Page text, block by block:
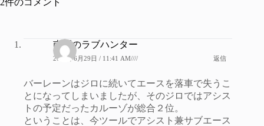
南区のラブハンター
2021年6月29日 / 11:41 AM//// 返信
バーレーンはジロに続いてエースを落車で失うこ
とになってしまいましたが、そのジロではアシス
トの予定だったカルーゾが総合２位。
ということは、今ツールでアシスト兼サブエース